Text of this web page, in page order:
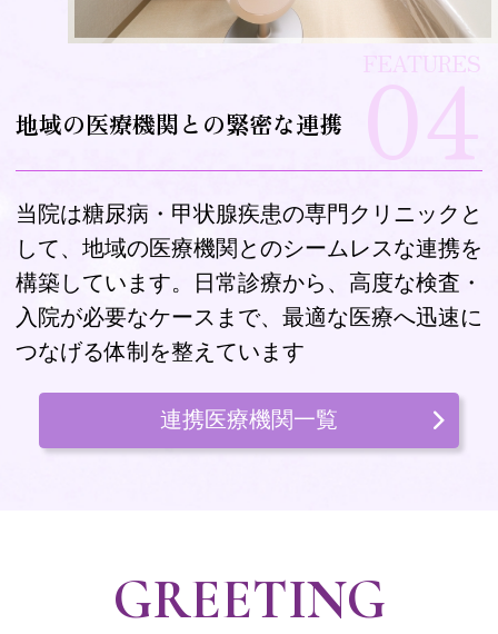
FEATURES
04
地域の医療機関との緊密な連携
当院は糖尿病・甲状腺疾患の専門クリニックと
して、地域の医療機関とのシームレスな連携を
構築しています。日常診療から、高度な検査・
入院が必要なケースまで、最適な医療へ迅速に
つなげる体制を整えています
連携医療機関一覧
GREETING